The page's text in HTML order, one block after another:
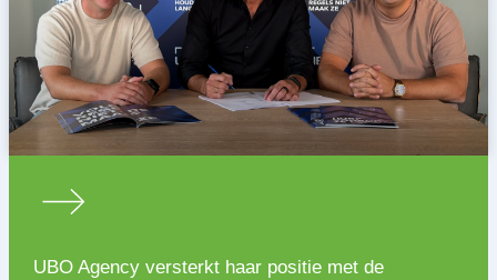
UBO Agency versterkt haar positie met de